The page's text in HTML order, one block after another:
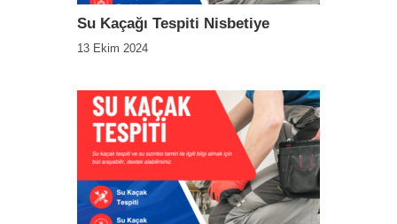
Su Kaçağı Tespiti Nisbetiye
13 Ekim 2024